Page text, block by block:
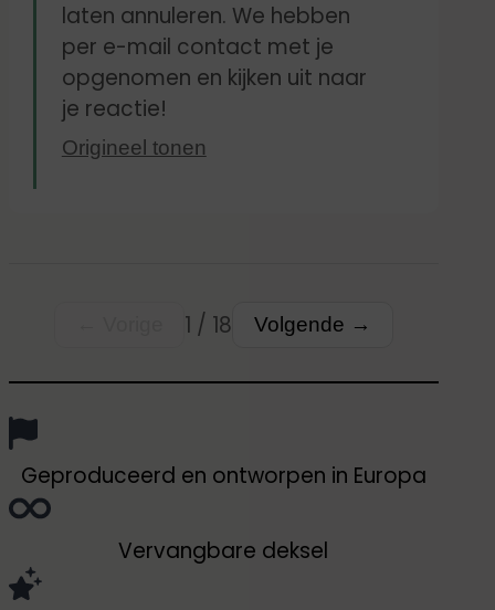
Ik bestel nooit meer iets bij
jullie.
laten annuleren. We hebben
per e-mail contact met je
opgenomen en kijken uit naar
je reactie!
Origineel tonen
1 / 18 Volgende →
Geproduceerd en ontworpen in Europa
Vervangbare deksel